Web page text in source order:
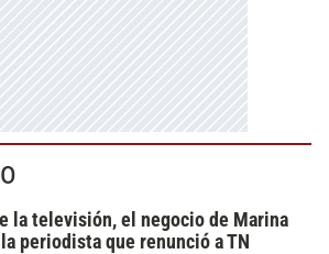
la televisión, el negocio de Marina
periodista que renunció a TN